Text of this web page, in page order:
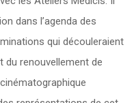
dans l’agenda des
qui découleraient
du renouvellement de